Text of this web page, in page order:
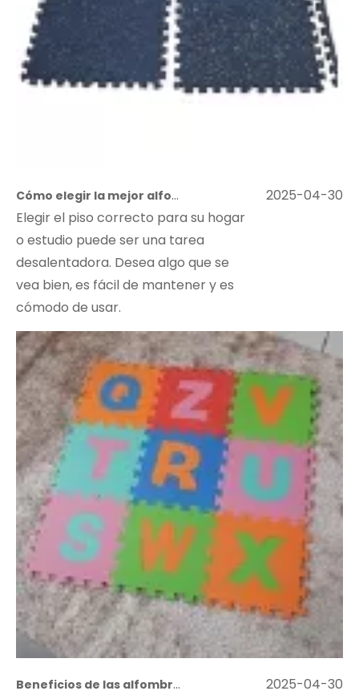
Cómo elegir la mejor alfombra de rompecabezas de tatami para su hogar o estudio
Elegir el piso correcto para su hogar
o estudio puede ser una tarea
desalentadora. Desea algo que se
vea bien, es fácil de mantener y es
cómodo de usar.
2025-04-30
Beneficios de las alfombrillas de rompecabezas de tatami para niños: seguro, divertido y fácil de limpiar
2025-04-30